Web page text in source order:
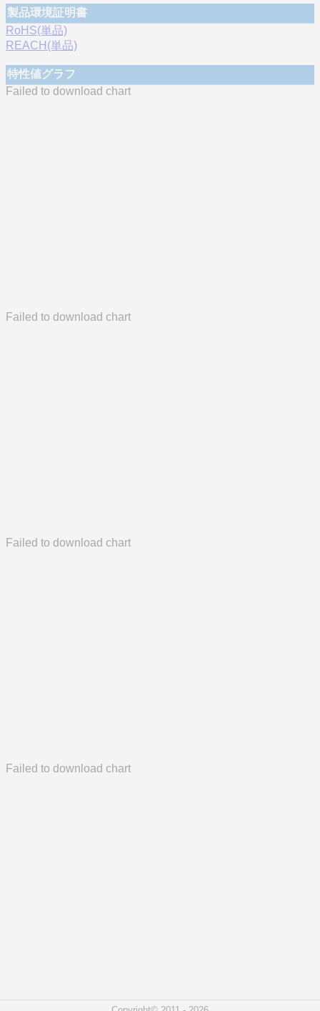
製品環境証明書
RoHS(単品)
REACH(単品)
特性値グラフ
Failed to download chart
Failed to download chart
Failed to download chart
Failed to download chart